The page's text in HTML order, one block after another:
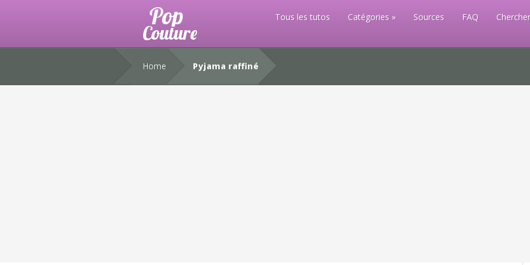
Tous les tutos Catégories Sources FAQ
Home Pyjama raffiné